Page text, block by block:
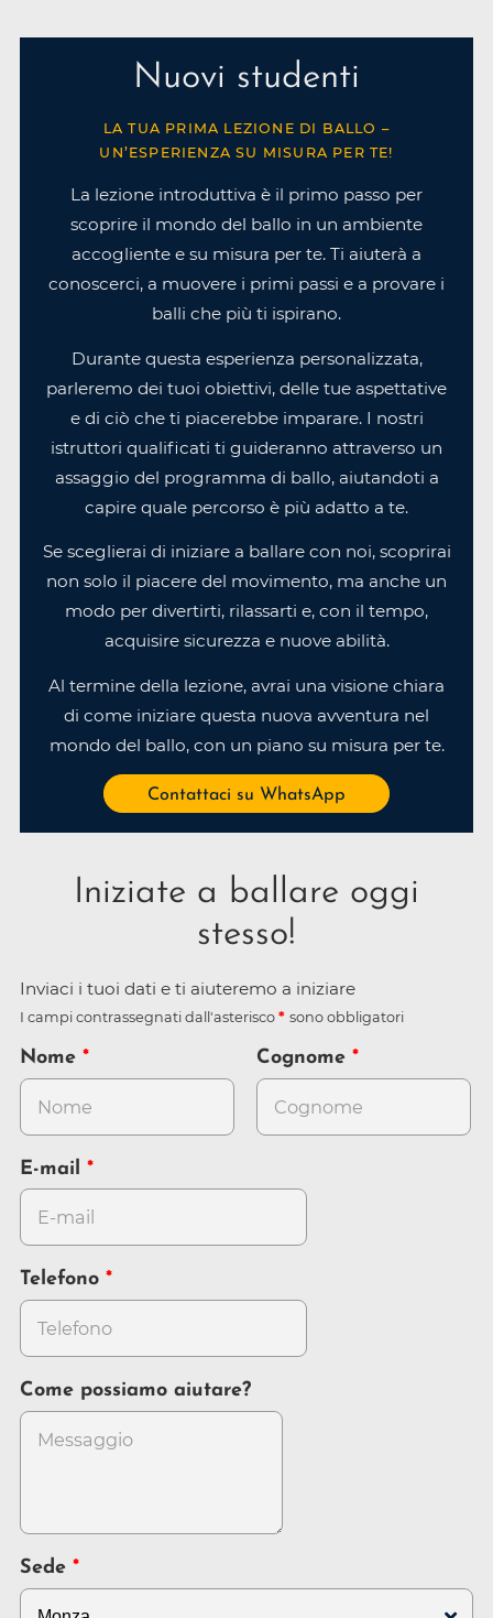
Nuovi studenti
LA TUA PRIMA LEZIONE DI BALLO –
UN’ESPERIENZA SU MISURA PER TE!
La lezione introduttiva è il primo passo per
scoprire il mondo del ballo in un ambiente
accogliente e su misura per te. Ti aiuterà a
conoscerci, a muovere i primi passi e a provare i
balli che più ti ispirano.
Durante questa esperienza personalizzata,
parleremo dei tuoi obiettivi, delle tue aspettative
e di ciò che ti piacerebbe imparare. I nostri
istruttori qualificati ti guideranno attraverso un
assaggio del programma di ballo, aiutandoti a
capire quale percorso è più adatto a te.
Se sceglierai di iniziare a ballare con noi, scoprirai
non solo il piacere del movimento, ma anche un
modo per divertirti, rilassarti e, con il tempo,
acquisire sicurezza e nuove abilità.
Al termine della lezione, avrai una visione chiara
di come iniziare questa nuova avventura nel
mondo del ballo, con un piano su misura per te.
Contattaci su WhatsApp
Iniziate a ballare oggi
stesso!
Inviaci i tuoi dati e ti aiuteremo a iniziare
I campi contrassegnati dall'asterisco sono obbligatori
Nome Cognome
E-mail
Telefono
Come possiamo aiutare?
Sede